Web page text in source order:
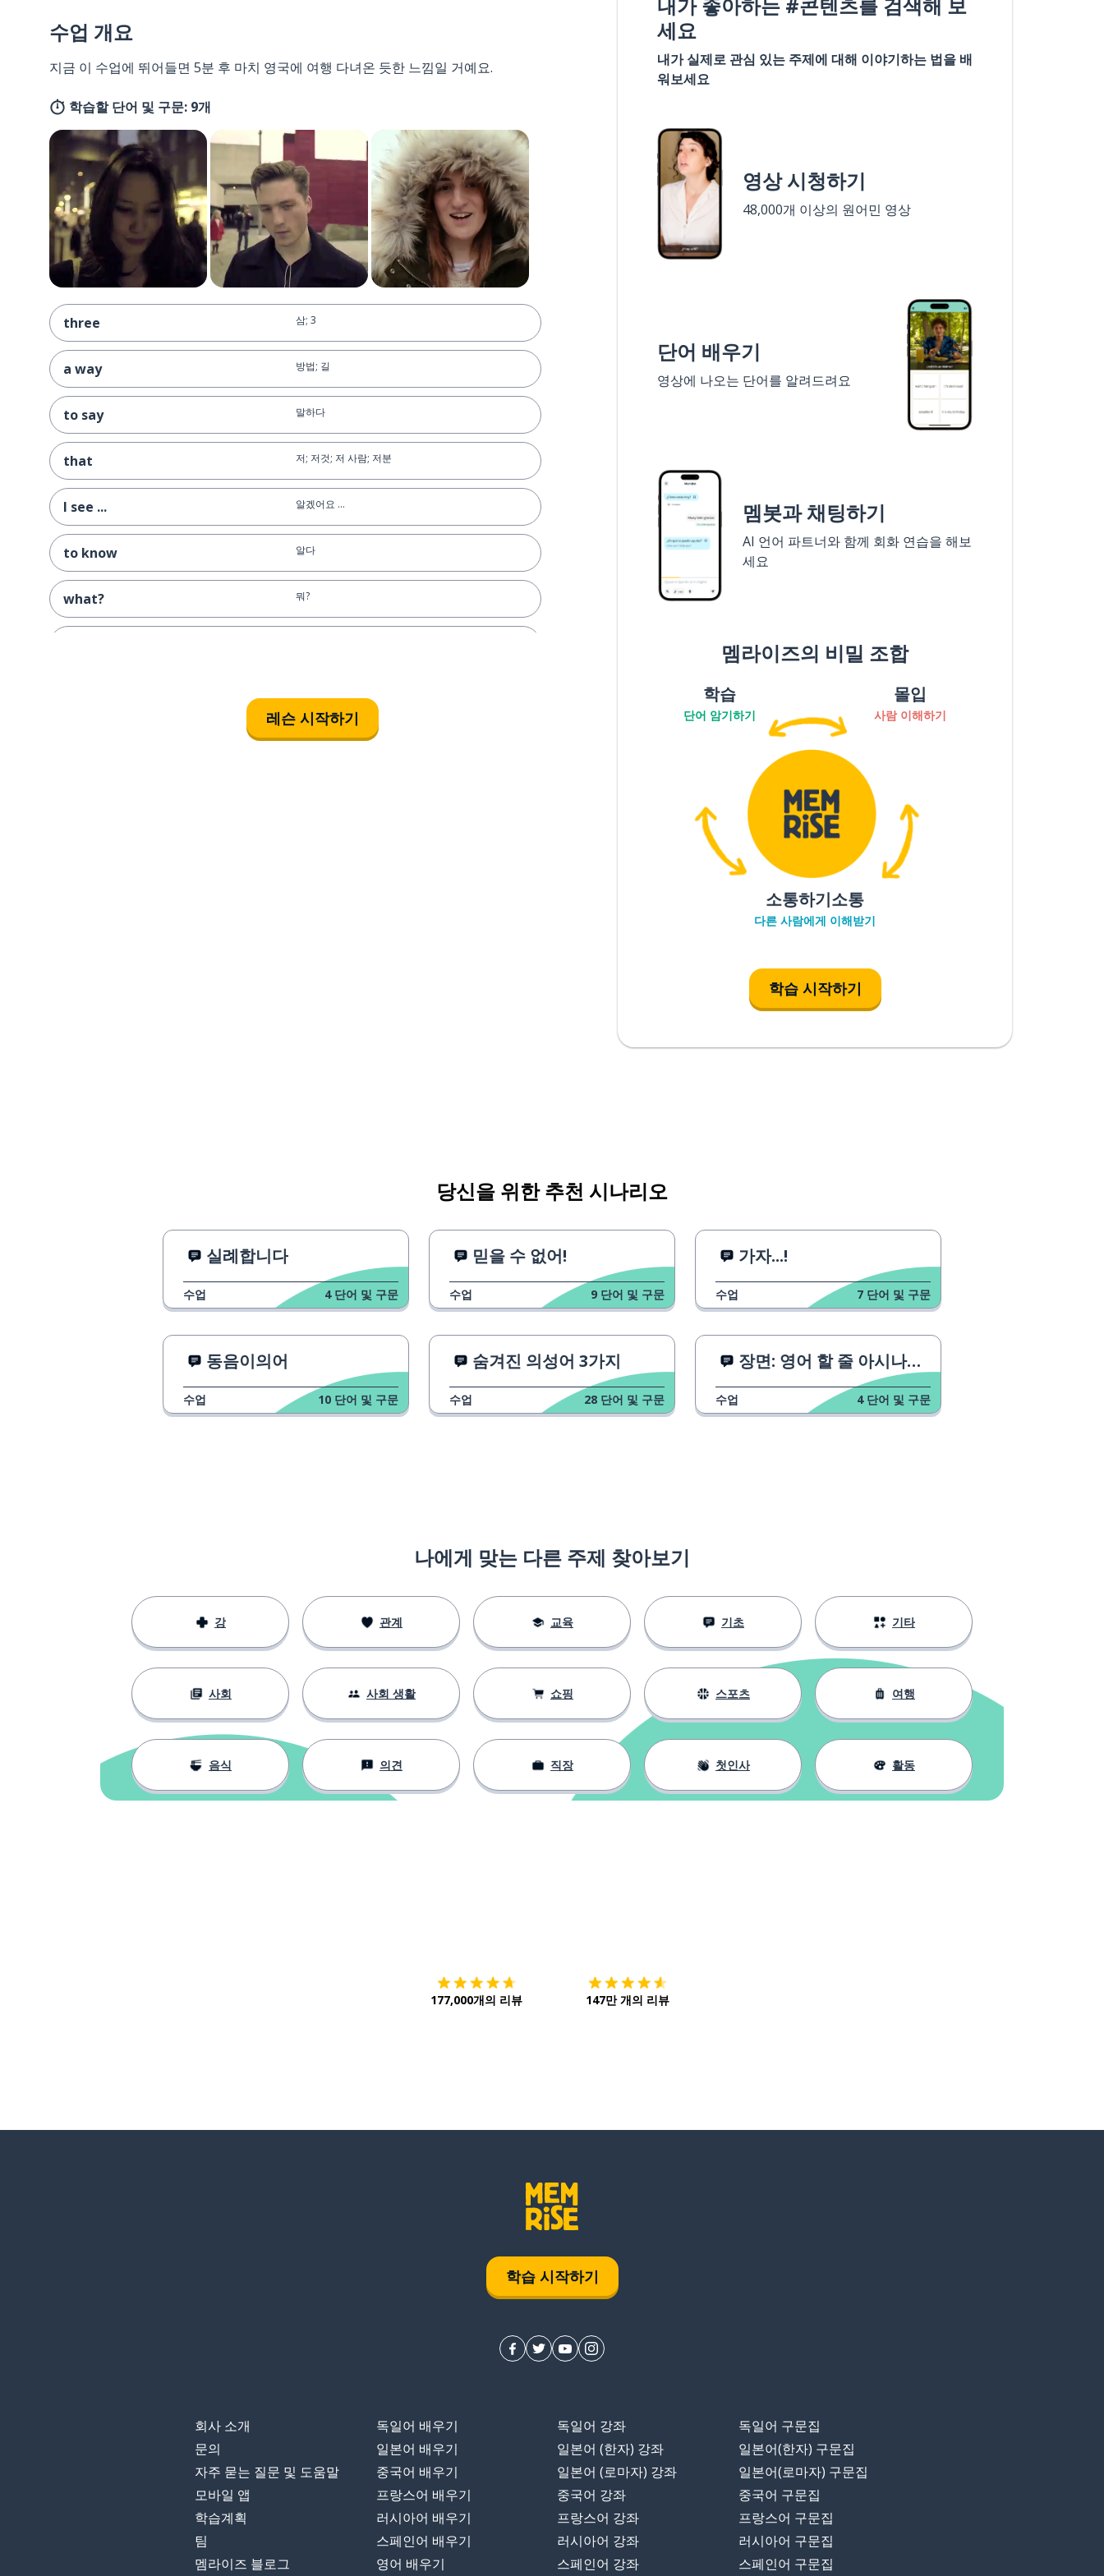
수업 개요
지금 이 수업에 뛰어들면 5분 후 마치 영국에 여행 다녀온 듯한 느낌일 거예요.
학습할 단어 및 구문: 9개
three 삼; 3
a way 방법; 길
to say 말하다
that 저; 저것; 저 사람; 저분
I see ... 알겠어요 ...
to know 알다
what? 뭐?
레슨 시작하기
세요
내가 실제로 관심 있는 주제에 대해 이야기하는 법을 배
워보세요
영상 시청하기
48,000개 이상의 원어민 영상
단어 배우기
영상에 나오는 단어를 알려드려요
멤봇과 채팅하기
AI 언어 파트너와 함께 회화 연습을 해보
세요
멤라이즈의 비밀 조합
학습
단어 암기하기
몰입
사람 이해하기
소통하기소통
다른 사람에게 이해받기
학습 시작하기
당신을 위한 추천 시나리오
실례합니다
수업 4 단어 및 구문
믿을 수 없어!
수업 9 단어 및 구문
가자...!
수업 7 단어 및 구문
동음이의어
수업 10 단어 및 구문
숨겨진 의성어 3가지
수업 28 단어 및 구문
장면: 영어 할 줄 아시나요?
수업 4 단어 및 구문
나에게 맞는 다른 주제 찾아보기
강 관계 교육 기초 기타
사회 사회 생활 쇼핑 스포츠 여행
음식 의견 직장 첫인사 활동
177,000개의 리뷰 147만 개의 리뷰
학습 시작하기
회사 소개
문의
자주 묻는 질문 및 도움말
모바일 앱
학습계획
팀
멤라이즈 블로그
독일어 배우기
일본어 배우기
중국어 배우기
프랑스어 배우기
러시아어 배우기
스페인어 배우기
영어 배우기
독일어 강좌
일본어 (한자) 강좌
일본어 (로마자) 강좌
중국어 강좌
프랑스어 강좌
러시아어 강좌
스페인어 강좌
독일어 구문집
일본어(한자) 구문집
일본어(로마자) 구문집
중국어 구문집
프랑스어 구문집
러시아어 구문집
스페인어 구문집